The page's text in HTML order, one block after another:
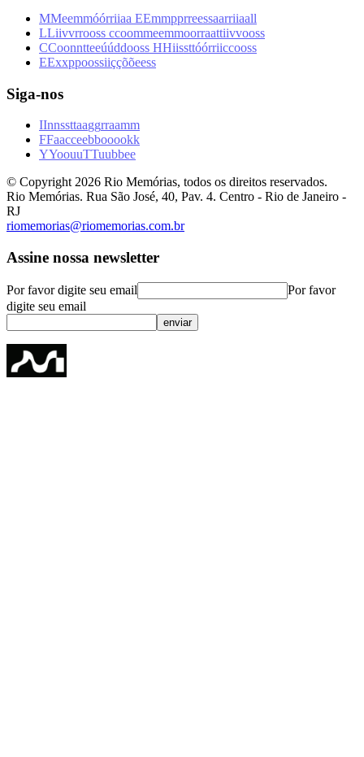
MMeemmóórriiaa EEmmpprreessaarriiaall
LLiivvrrooss ccoommeemmoorraattiivvooss
CCoonntteeúúddooss HHiissttóórriiccooss
EExxppoossiiççõõeess
Siga-nos
IInnssttaaggrraamm
FFaacceebbooookk
YYoouuTTuubbee
© Copyright 2026 Rio Memórias, todos os direitos reservados.
Rio Memórias. Rua São José, 40, Pav. 4. Centro - Rio de Janeiro -
RJ
riomemorias@riomemorias.com.br
Assine nossa newsletter
Por favor digite seu email
Por favor
digite seu email
enviar